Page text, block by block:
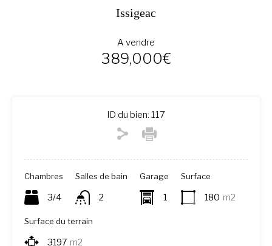
Issigeac
A vendre
389,000€
ID du bien: 117
Chambres
3/4
Salles de bain
2
Garage
1
Surface
180 m2
Surface du terrain
3197 m2